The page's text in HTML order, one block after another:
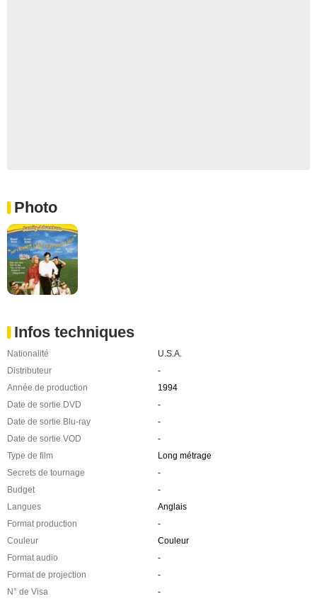
Photo
Infos techniques
Nationalité
U.S.A.
Distributeur
-
Année de production
1994
Date de sortie DVD
-
Date de sortie Blu-ray
-
Date de sortie VOD
-
Type de film
Long métrage
Secrets de tournage
-
Budget
-
Langues
Anglais
Format production
-
Couleur
Couleur
Format audio
-
Format de projection
-
N° de Visa
-